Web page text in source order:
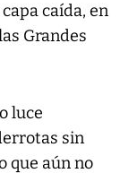
caída, en
Grandes
luce
sin
que aún no